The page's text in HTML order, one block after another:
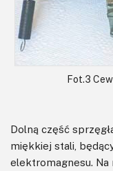
Fot.3
Dolną część
miękkiej stali,
elektromagnesu.